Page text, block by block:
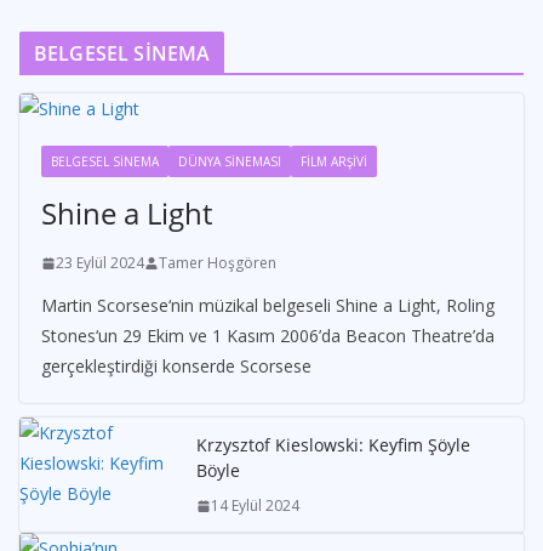
BELGESEL SİNEMA
BELGESEL SİNEMA DÜNYA SİNEMASI FİLM ARŞİVİ
Shine a Light
23 Eylül 2024 Tamer Hoşgören
Martin Scorsese‘nin müzikal belgeseli Shine a Light, Roling
Stones‘un 29 Ekim ve 1 Kasım 2006’da Beacon Theatre’da
gerçekleştirdiği konserde Scorsese
Krzysztof Kieslowski: Keyfim Şöyle
Böyle
14 Eylül 2024